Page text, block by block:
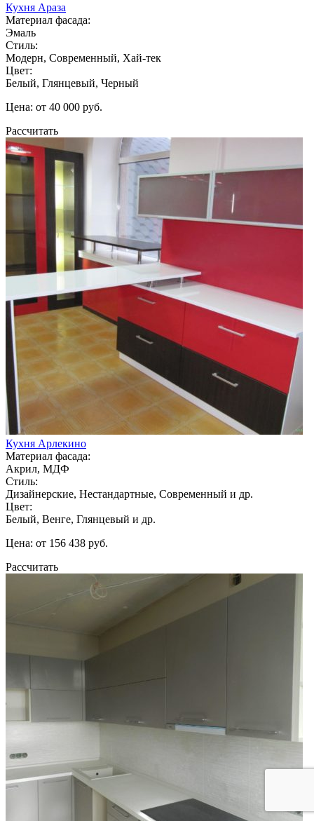
Кухня Араза
Материал фасада:
Эмаль
Стиль:
Модерн, Современный, Хай-тек
Цвет:
Белый, Глянцевый, Черный
Цена: от 40 000 руб.
Рассчитать
Кухня Арлекино
Материал фасада:
Акрил, МДФ
Стиль:
Дизайнерские, Нестандартные, Современный и др.
Цвет:
Белый, Венге, Глянцевый и др.
Цена: от 156 438 руб.
Рассчитать